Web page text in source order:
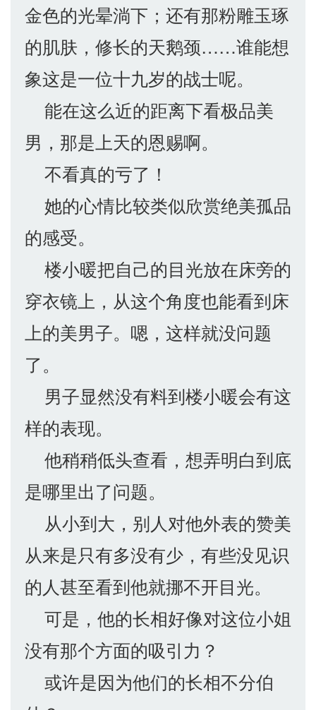
金色的光晕淌下；还有那粉雕玉琢
的肌肤，修长的天鹅颈……谁能想
象这是一位十九岁的战士呢。
能在这么近的距离下看极品美
男，那是上天的恩赐啊。
不看真的亏了！
她的心情比较类似欣赏绝美孤品
的感受。
楼小暖把自己的目光放在床旁的
穿衣镜上，从这个角度也能看到床
上的美男子。嗯，这样就没问题
了。
男子显然没有料到楼小暖会有这
样的表现。
他稍稍低头查看，想弄明白到底
是哪里出了问题。
从小到大，别人对他外表的赞美
从来是只有多没有少，有些没见识
的人甚至看到他就挪不开目光。
可是，他的长相好像对这位小姐
没有那个方面的吸引力？
或许是因为他们的长相不分伯